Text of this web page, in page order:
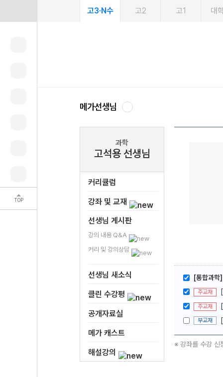
TOP
고3·N수 고2 고1 대
메가선생님
과학
고석용 선생님
커리큘럼
강좌 및 교재
선생님 게시판
강의 내용 Q&A
커리 및 강의상담
선생님 새소식
클린 수강평
공개자료실
메가 캐스트
해설강의
[통합과학
주교재
주교재
부교재
※ 강좌를 수강 신